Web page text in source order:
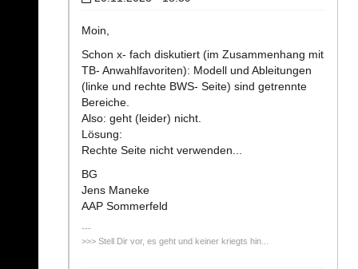
Moin,
Schon x- fach diskutiert (im Zusammenhang mit
TB- Anwahlfavoriten): Modell und Ableitungen
(linke und rechte BWS- Seite) sind getrennte
Bereiche.
Also: geht (leider) nicht.
Lösung:
Rechte Seite nicht verwenden...
BG
Jens Maneke
AAP Sommerfeld
>>> Stell Dir vor, es geht und keiner kriegts hin...